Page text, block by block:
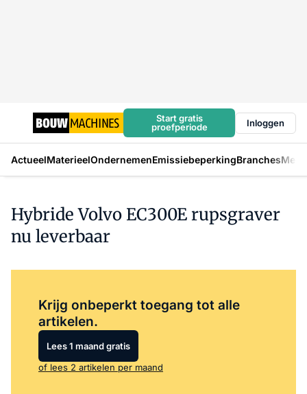
Start gratis
proefperiode
Inloggen
ActueelMaterieelOndernemenEmissiebeperkingBranches
Hybride Volvo EC300E rupsgraver
nu leverbaar
Krijg onbeperkt toegang tot alle
artikelen.
Lees 1 maand gratis
of lees 2 artikelen per maand